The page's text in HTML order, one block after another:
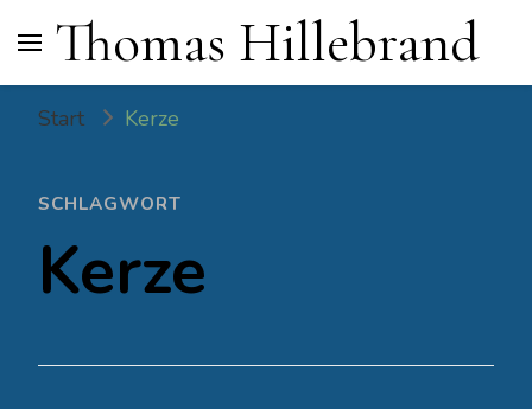
Thomas Hillebrand
Start Kerze
SCHLAGWORT
Kerze